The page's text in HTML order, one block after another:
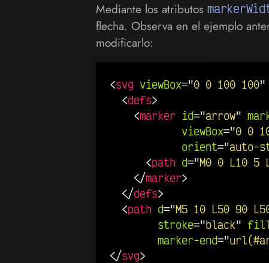
Mediante los atributos
flecha. Observa en el ejemplo
modificarlo:
<svg viewBox="0 0 100 100"
<defs>
<marker id="arrow"
viewBox="0 0
orient="auto-
<path d="M0 0 L10 5
</marker>
</defs>
<path d="M5 10 L50 90
stroke="black"
marker-end="
</svg>